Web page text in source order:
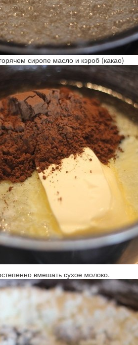
сиропе масло и кэроб (какао)
вмешать сухое молоко.